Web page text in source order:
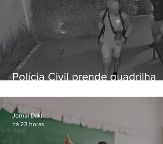
Polícia Civil prende quadrilha
residências de luxo no Rio
Jornal Daki
há 23 horas